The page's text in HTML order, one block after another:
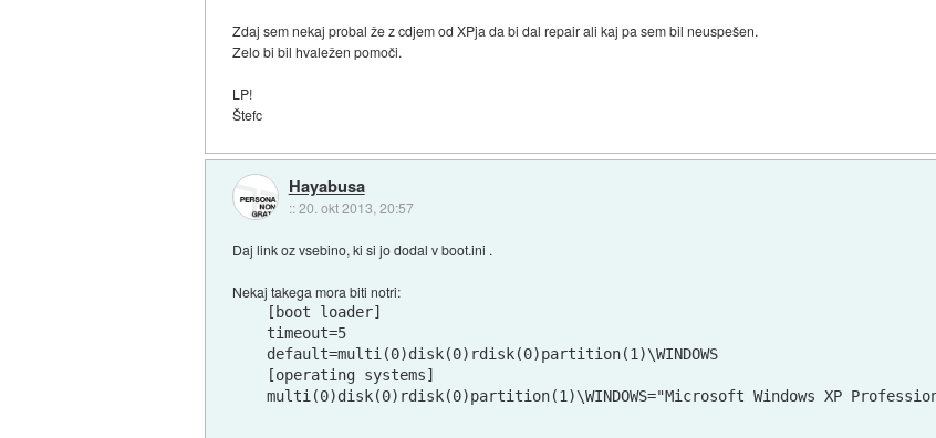
Zdaj sem nekaj probal že z cdjem od XPja da bi dal repair ali kaj pa sem bil neuspešen.
Zelo bi bil hvaležen pomoči.
LP!
Štefc
Hayabusa
::20. okt 2013, 20:57
Daj link oz vsebino, ki si jo dodal v boot.ini .
Nekaj takega mora biti notri:
[boot loader]
timeout=5
default=multi(0)disk(0)rdisk(0)partition(1)\WINDOWS
[operating systems]
multi(0)disk(0)rdisk(0)partition(1)\WINDOWS="Microsoft Windows XP